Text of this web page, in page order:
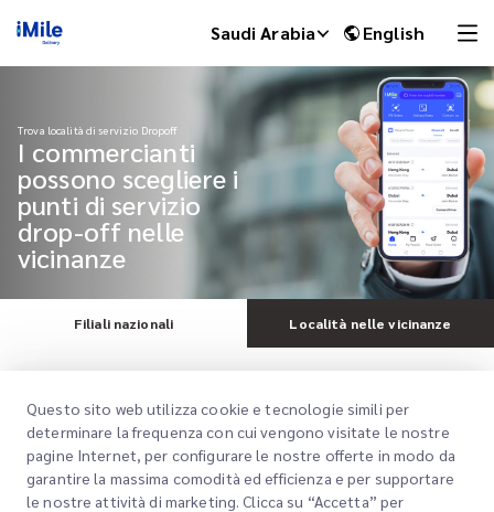
Saudi Arabia English
Trova località di servizio Dropoff
I commercianti
possono scegliere i
punti di servizio
drop-off nelle
vicinanze
Filiali nazionali Località nelle vicinanze
Positivo
Richiesta della filiale
Questo sito web utilizza cookie e tecnologie simili per
determinare la frequenza con cui vengono visitate le nostre
pagine Internet, per configurare le nostre offerte in modo da
garantire la massima comodità ed efficienza e per supportare
le nostre attività di marketing. Clicca su “Accetta” per